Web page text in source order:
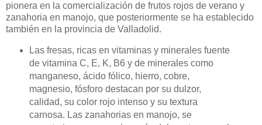
pionera en la comercialización de frutos rojos de verano y
zanahoria en manojo, que posteriormente se ha establecido
también en la provincia de Valladolid.
Las fresas, ricas en vitaminas y minerales fuente
de vitamina C, E, K, B6 y de minerales como
manganeso, ácido fólico, hierro, cobre,
magnesio, fósforo destacan por su dulzor,
calidad, su color rojo intenso y su textura
carnosa. Las zanahorias en manojo, se